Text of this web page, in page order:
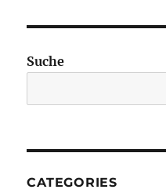
Suche
CATEGORIES